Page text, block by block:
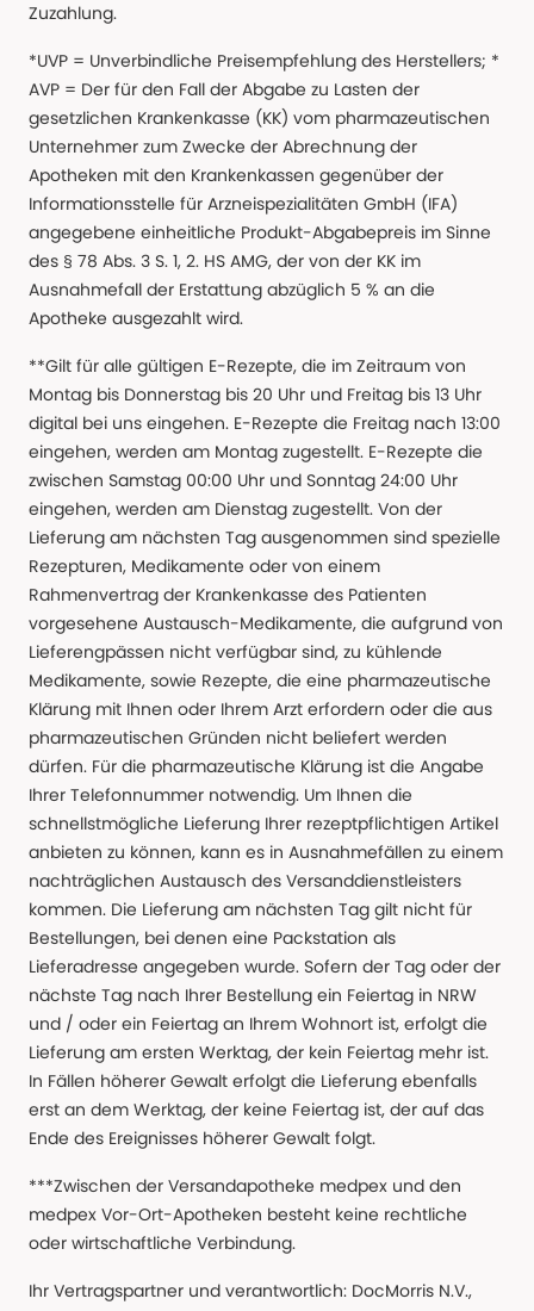
Zuzahlung.
*UVP = Unverbindliche Preisempfehlung des Herstellers; *
AVP = Der für den Fall der Abgabe zu Lasten der
gesetzlichen Krankenkasse (KK) vom pharmazeutischen
Unternehmer zum Zwecke der Abrechnung der
Apotheken mit den Krankenkassen gegenüber der
Informationsstelle für Arzneispezialitäten GmbH (IFA)
angegebene einheitliche Produkt-Abgabepreis im Sinne
des § 78 Abs. 3 S. 1, 2. HS AMG, der von der KK im
Ausnahmefall der Erstattung abzüglich 5 % an die
Apotheke ausgezahlt wird.
**Gilt für alle gültigen E-Rezepte, die im Zeitraum von
Montag bis Donnerstag bis 20 Uhr und Freitag bis 13 Uhr
digital bei uns eingehen. E-Rezepte die Freitag nach 13:00
eingehen, werden am Montag zugestellt. E-Rezepte die
zwischen Samstag 00:00 Uhr und Sonntag 24:00 Uhr
eingehen, werden am Dienstag zugestellt. Von der
Lieferung am nächsten Tag ausgenommen sind spezielle
Rezepturen, Medikamente oder von einem
Rahmenvertrag der Krankenkasse des Patienten
vorgesehene Austausch-Medikamente, die aufgrund von
Lieferengpässen nicht verfügbar sind, zu kühlende
Medikamente, sowie Rezepte, die eine pharmazeutische
Klärung mit Ihnen oder Ihrem Arzt erfordern oder die aus
pharmazeutischen Gründen nicht beliefert werden
dürfen. Für die pharmazeutische Klärung ist die Angabe
Ihrer Telefonnummer notwendig. Um Ihnen die
schnellstmögliche Lieferung Ihrer rezeptpflichtigen Artikel
anbieten zu können, kann es in Ausnahmefällen zu einem
nachträglichen Austausch des Versanddienstleisters
kommen. Die Lieferung am nächsten Tag gilt nicht für
Bestellungen, bei denen eine Packstation als
Lieferadresse angegeben wurde. Sofern der Tag oder der
nächste Tag nach Ihrer Bestellung ein Feiertag in NRW
und / oder ein Feiertag an Ihrem Wohnort ist, erfolgt die
Lieferung am ersten Werktag, der kein Feiertag mehr ist.
In Fällen höherer Gewalt erfolgt die Lieferung ebenfalls
erst an dem Werktag, der keine Feiertag ist, der auf das
Ende des Ereignisses höherer Gewalt folgt.
***Zwischen der Versandapotheke medpex und den
medpex Vor-Ort-Apotheken besteht keine rechtliche
oder wirtschaftliche Verbindung.
Ihr Vertragspartner und verantwortlich: DocMorris N.V.,